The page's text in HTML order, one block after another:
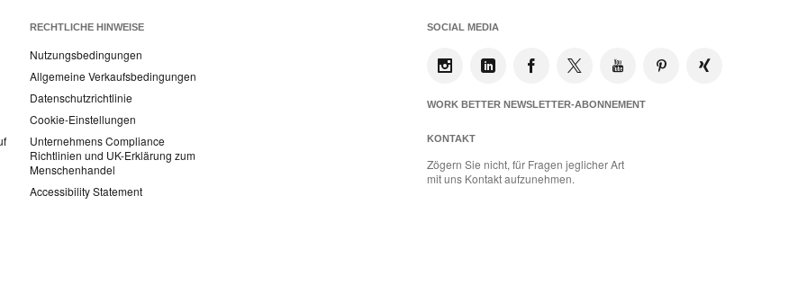
RECHTLICHE HINWEISE
Nutzungsbedingungen
Allgemeine Verkaufsbedingungen
Datenschutzrichtlinie
Cookie-Einstellungen
Unternehmens Compliance
Richtlinien und UK-Erklärung zum
Menschenhandel
Accessibility Statement
SOCIAL MEDIA
WORK BETTER NEWSLETTER-ABONNEMENT
KONTAKT
Zögern Sie nicht, für Fragen jeglicher Art
mit uns Kontakt aufzunehmen.